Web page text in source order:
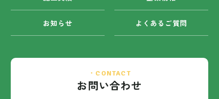
お知らせ よくあるご質問
・CONTACT
お問い合わせ